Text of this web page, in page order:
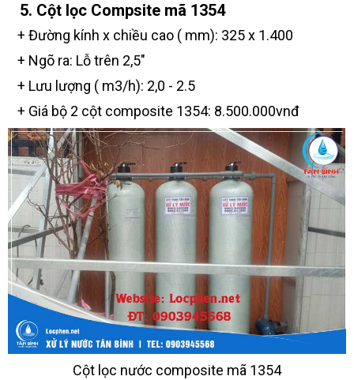
5. Cột lọc Compsite mã 1354
+ Đường kính x chiều cao ( mm): 325 x 1.400
+ Ngõ ra: Lỗ trên 2,5"
+ Lưu lượng ( m3/h): 2,0 - 2.5
+ Giá bộ 2 cột composite 1354: 8.500.000vnđ
Cột lọc nước composite mã 1354